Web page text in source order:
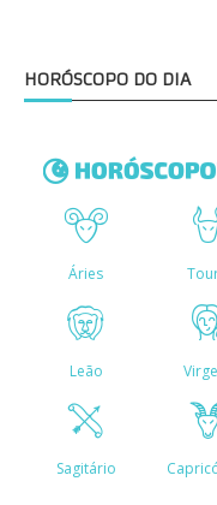
HORÓSCOPO DO DIA